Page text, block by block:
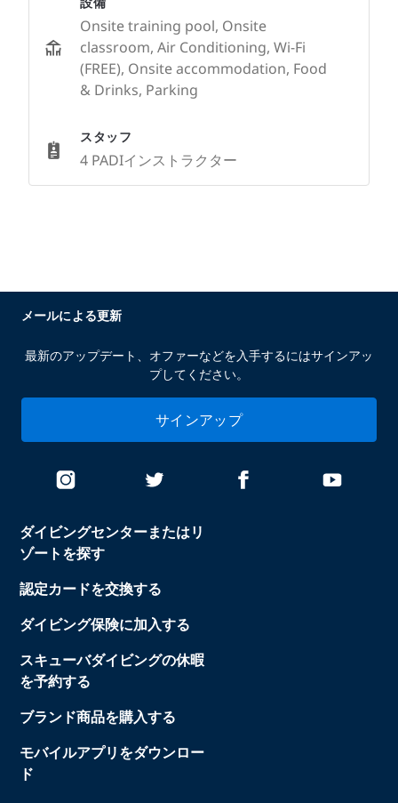
Onsite training pool, Onsite
classroom, Air Conditioning, Wi-Fi
(FREE), Onsite accommodation, Food
& Drinks, Parking
スタッフ
4 PADIインストラクター
ダイビングセンターまたはリ
ゾートを探す
認定カードを交換する
ダイビング保険に加入する
スキューバダイビングの休暇
を予約する
ブランド商品を購入する
モバイルアプリをダウンロー
ド
メールによる更新
最新のアップデート、オファーなどを入手するにはサインアッ
プしてください。
サインアップ